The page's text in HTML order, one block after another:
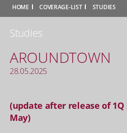
HOME | COVERAGE-LIST | STUDIES
Studies
AROUNDTOWN
28.05.2025
(update after release of 1Q
May)